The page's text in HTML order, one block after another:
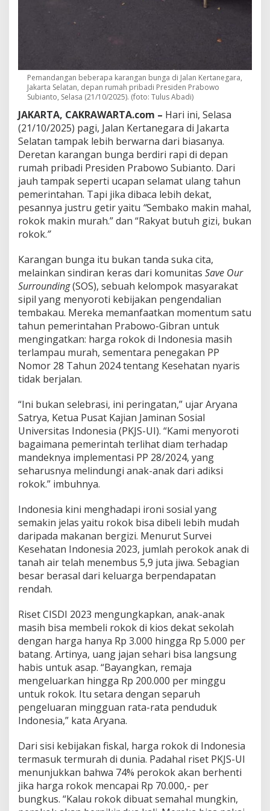
n
d
i
r
a
n
d
i
K
e
t
a
n
a
d
a
n
R
o
k
o
k
S
u
r
a
h
P
e
r
Pemandangan beberapa karangan bunga di Jalan Kertanegara,
Jakarta Selatan, depan rumah pribadi Presiden Prabowo
Subianto, Selasa (21/10/2025). (foto: Tulus Abadi)
JAKARTA, CAKRAWARTA.com – Hari ini, Selasa
(21/10/2025) pagi, Jalan Kertanegara di Jakarta
Selatan tampak lebih berwarna dari biasanya.
Deretan karangan bunga berdiri rapi di depan
rumah pribadi Presiden Prabowo Subianto. Dari
jauh tampak seperti ucapan selamat ulang tahun
pemerintahan. Tapi jika dibaca lebih dekat,
pesannya justru getir yaitu “Sembako makin mahal,
rokok makin murah.” dan “Rakyat butuh gizi, bukan
rokok.”
Karangan bunga itu bukan tanda suka cita,
melainkan sindiran keras dari komunitas Save Our
Surrounding(SOS), sebuah kelompok masyarakat
sipil yang menyoroti kebijakan pengendalian
tembakau. Mereka memanfaatkan momentum satu
tahun pemerintahan Prabowo-Gibran untuk
mengingatkan: harga rokok di Indonesia masih
terlampau murah, sementara penegakan PP
Nomor 28 Tahun 2024 tentang Kesehatan nyaris
tidak berjalan.
“Ini bukan selebrasi, ini peringatan,” ujar Aryana
Satrya, Ketua Pusat Kajian Jaminan Sosial
Universitas Indonesia (PKJS-UI). “Kami menyoroti
bagaimana pemerintah terlihat diam terhadap
mandeknya implementasi PP 28/2024, yang
seharusnya melindungi anak-anak dari adiksi
rokok.” imbuhnya.
Indonesia kini menghadapi ironi sosial yang
semakin jelas yaitu rokok bisa dibeli lebih mudah
daripada makanan bergizi. Menurut Survei
Kesehatan Indonesia 2023, jumlah perokok anak di
tanah air telah menembus 5,9 juta jiwa. Sebagian
besar berasal dari keluarga berpendapatan
rendah.
Riset CISDI 2023 mengungkapkan, anak-anak
masih bisa membeli rokok di kios dekat sekolah
dengan harga hanya Rp 3.000 hingga Rp 5.000 per
batang. Artinya, uang jajan sehari bisa langsung
habis untuk asap. “Bayangkan, remaja
mengeluarkan hingga Rp 200.000 per minggu
untuk rokok. Itu setara dengan separuh
pengeluaran mingguan rata-rata penduduk
Indonesia,” kata Aryana.
Dari sisi kebijakan fiskal, harga rokok di Indonesia
termasuk termurah di dunia. Padahal riset PKJS-UI
menunjukkan bahwa 74% perokok akan berhenti
jika harga rokok mencapai Rp 70.000,- per
bungkus. “Kalau rokok dibuat semahal mungkin,